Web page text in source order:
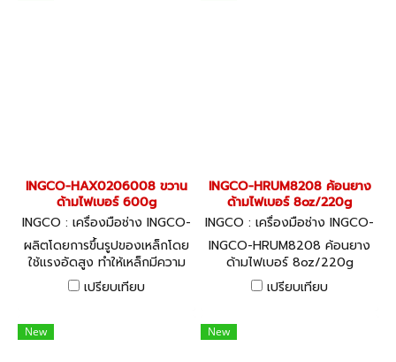
INGCO-HAX0206008 ขวาน
ด้ามไฟเบอร์ 600g
INGCO : เครื่องมือช่าง INGCO-
HAX0206008
ผลิตโดยการขึ้นรูปของเหล็กโดย
ใช้แรงอัดสูง ทำให้เหล็กมีความ
แน่น แข็งแรง ทนความร้อน
พร้อมด้ามจับไฟเบอร์ INGCO
เปรียบเทียบ
INGCO-HRUM8208 ค้อนยาง
ด้ามไฟเบอร์ 8oz/220g
INGCO : เครื่องมือช่าง INGCO-
HRUM8208
INGCO-HRUM8208 ค้อนยาง
ด้ามไฟเบอร์ 8oz/220g
เปรียบเทียบ
New New